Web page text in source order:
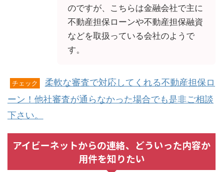
のですが、こちらは金融会社で主に
不動産担保ローンや不動産担保融資
などを取扱っている会社のようで
す。
チェック
柔軟な審査で対応してくれる不動産担保ロ
ーン！他社審査が通らなかった場合でも是非ご相談
下さい。
アイビーネットからの連絡、どういった内容か
用件を知りたい